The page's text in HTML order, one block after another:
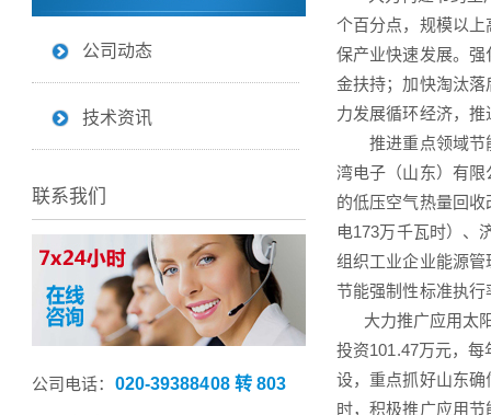
个百分点，规模以
保产业快速发展。
金扶持；加快淘汰
力发展循环经济，
推进重点领域节能
湾电子（山东）有
的低压空气热量回
电173万千瓦时）、
组织工业企业能源
节能强制性标准执
大力推广应用太阳
投资101.47万元，
设，重点抓好山东
时，积极推广应用
公司动态
技术资讯
联系我们
公司电话： 020-39388408 转 803